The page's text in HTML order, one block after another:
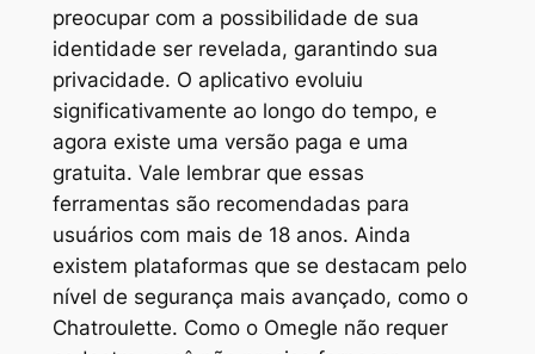
preocupar com a possibilidade de sua
identidade ser revelada, garantindo sua
privacidade. O aplicativo evoluiu
significativamente ao longo do tempo, e
agora existe uma versão paga e uma
gratuita. Vale lembrar que essas
ferramentas são recomendadas para
usuários com mais de 18 anos. Ainda
existem plataformas que se destacam pelo
nível de segurança mais avançado, como o
Chatroulette. Como o Omegle não requer